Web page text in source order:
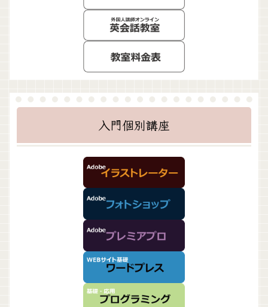
入門個別講座